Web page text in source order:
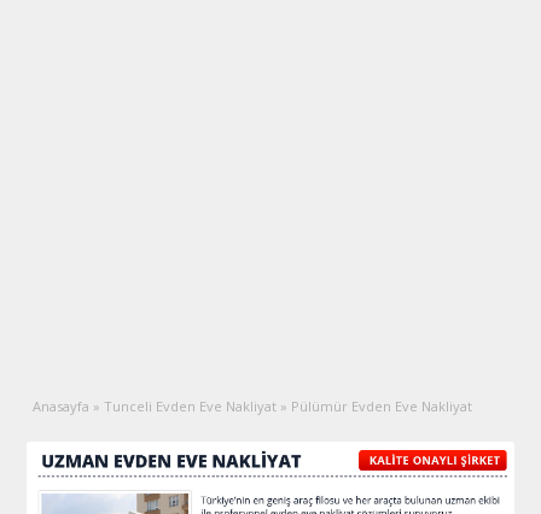
Anasayfa » Tunceli Evden Eve Nakliyat » Pülümür Evden Eve Nakliyat